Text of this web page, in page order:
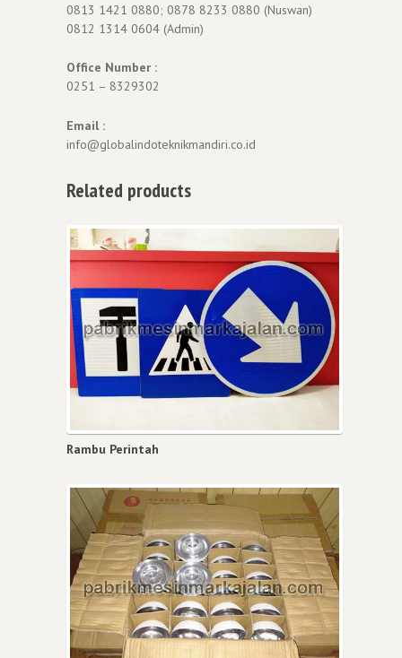
0813 1421 0880; 0878 8233 0880 (Nuswan)
0812 1314 0604 (Admin)
Office Number :
0251 – 8329302
Email :
info@globalindoteknikmandiri.co.id
Related products
Rambu Perintah